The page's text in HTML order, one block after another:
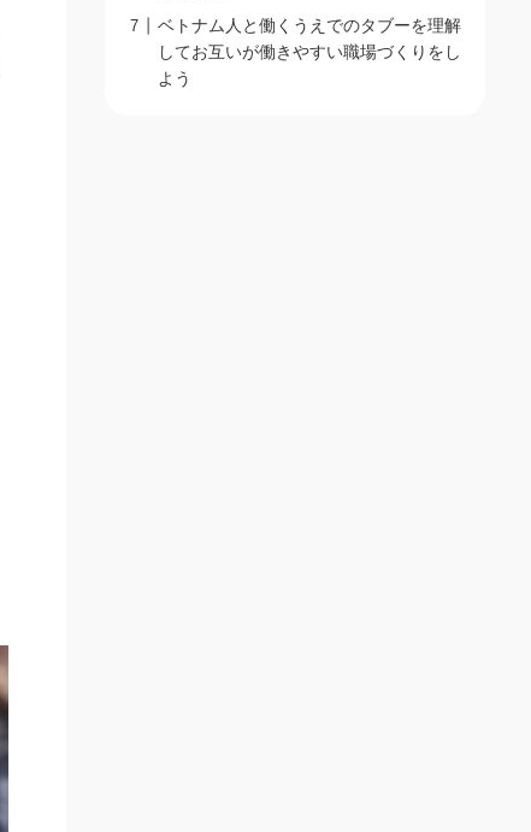
ベトナム人と働くうえでのタブーを理解
してお互いが働きやすい職場づくりをし
よう